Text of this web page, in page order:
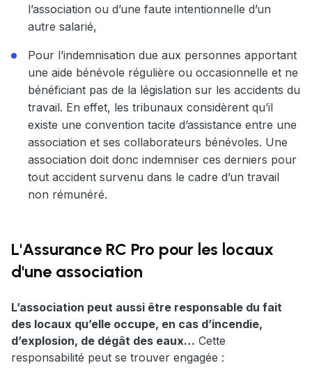
l’association ou d’une faute intentionnelle d’un
autre salarié,
Pour l’indemnisation due aux personnes apportant
une aide bénévole régulière ou occasionnelle et ne
bénéficiant pas de la législation sur les accidents du
travail. En effet, les tribunaux considèrent qu’il
existe une convention tacite d’assistance entre une
association et ses collaborateurs bénévoles. Une
association doit donc indemniser ces derniers pour
tout accident survenu dans le cadre d’un travail
non rémunéré.
L'Assurance RC Pro pour les locaux
d'une association
L’association peut aussi être responsable du fait
des locaux qu’elle occupe, en cas d’incendie,
d’explosion, de dégât des eaux… Cette
responsabilité peut se trouver engagée :